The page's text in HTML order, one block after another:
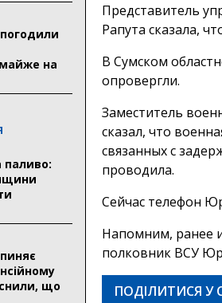
на
паливо:
що
Представитель
Рапута сказала,
В Сумском
опровергли.
Заместитель
сказал, что
связанных с
проводила.
Сейчас телефон
Напомним, ранее
полковник ВСУ
ПОДІЛИТИСЯ У